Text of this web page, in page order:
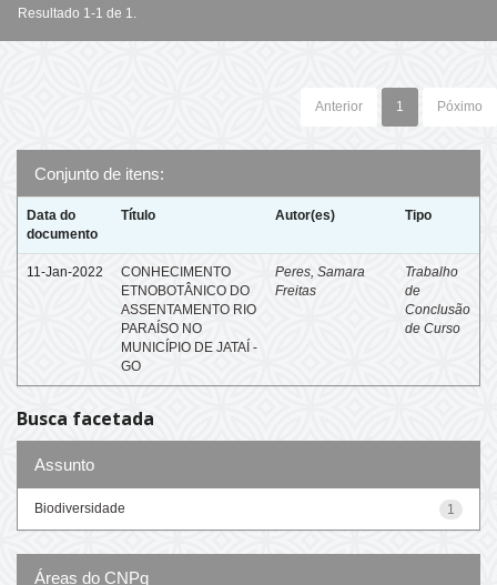
Resultado 1-1 de 1.
Anterior 1 Póximo
Conjunto de itens:
Data do
documento
Título Autor(es) Tipo
11-Jan-2022
CONHECIMENTO
ETNOBOTÂNICO DO
ASSENTAMENTO RIO
PARAÍSO NO
MUNICÍPIO DE JATAÍ -
GO
Peres, Samara
Freitas
Trabalho
de
Conclusão
de Curso
Busca facetada
Assunto
1
Biodiversidade
Áreas do CNPq